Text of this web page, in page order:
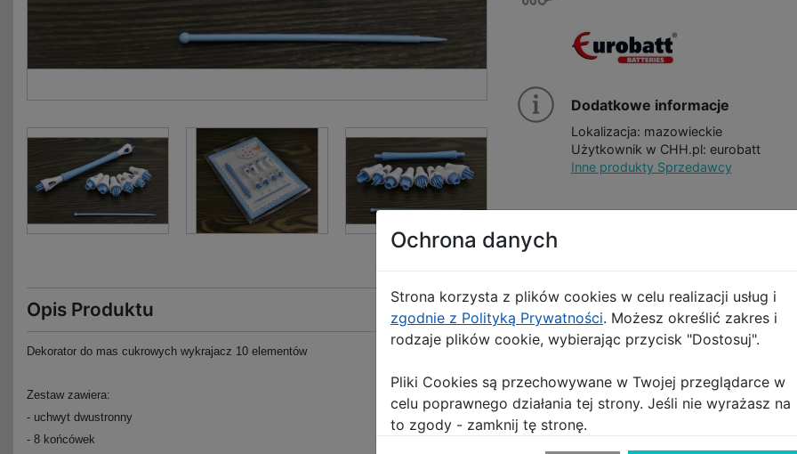
Dodatkowe informacje
Lokalizacja: mazowieckie
Użytkownik w CHH.pl: eurobatt
Inne produkty Sprzedawcy
Opis Produktu
Dekorator do mas cukrowych wykrajacz 10 elementów
Zestaw zawiera:
- uchwyt dwustronny
- 8 końcówek
Ochrona danych
Strona korzysta z plików cookies w celu realizacji usług i
zgodnie z Polityką Prywatności. Możesz określić zakres i
rodzaje plików cookie, wybierając przycisk "Dostosuj".
Pliki Cookies są przechowywane w Twojej przeglądarce w
celu poprawnego działania tej strony. Jeśli nie wyrażasz na
to zgody - zamknij tę stronę.